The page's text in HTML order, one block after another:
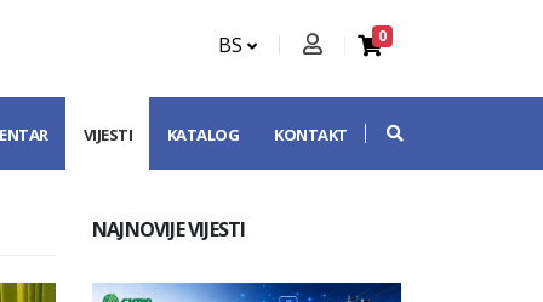
BS 0
VIJESTI KATALOG KONTAKT
NAJNOVIJE VIJESTI